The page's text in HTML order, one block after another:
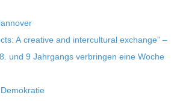
A crea­tive and inter­cul­tu­ral exch­ange” –
und 9 Jahr­gangs ver­brin­gen eine Woche